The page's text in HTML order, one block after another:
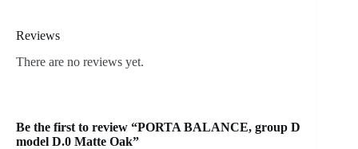
Reviews
There are no reviews yet.
Be the first to review “PORTA BALANCE, group D
model D.0 Matte Oak”